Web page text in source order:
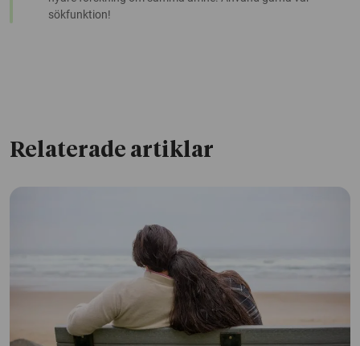
sökfunktion!
Relaterade artiklar